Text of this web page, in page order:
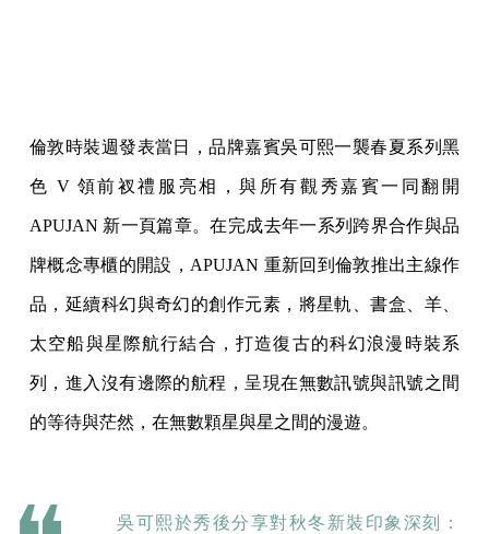
倫敦時裝週發表當日，品牌嘉賓吳可熙一襲春夏系列黑
色 V 領前衩禮服亮相，與所有觀秀嘉賓一同翻開
APUJAN 新一頁篇章。在完成去年一系列跨界合作與品
牌概念專櫃的開設，APUJAN 重新回到倫敦推出主線作
品，延續科幻與奇幻的創作元素，將星軌、書盒、羊、
太空船與星際航行結合，打造復古的科幻浪漫時裝系
列，進入沒有邊際的航程，呈現在無數訊號與訊號之間
的等待與茫然，在無數顆星與星之間的漫遊。
吳可熙於秀後分享對秋冬新裝印象深刻：